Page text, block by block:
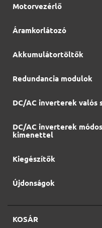
Motorvezérlő
Áramkorlátozó
Akkumulátortöltők
Redundancia modulok
DC/AC inverterek
DC/AC inverterek
kimenettel
Kiegészítők
Újdonságok
KOSÁR